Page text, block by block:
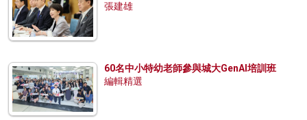
張建雄
60名中小特幼老師參與城大GenAI培訓班
編輯精選